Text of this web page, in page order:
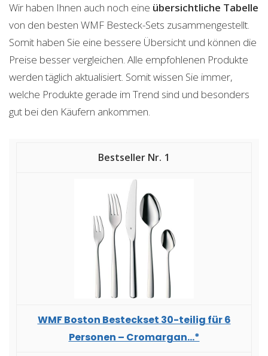
Wir haben Ihnen auch noch eine übersichtliche Tabelle
von den besten WMF Besteck-Sets zusammengestellt.
Somit haben Sie eine bessere Übersicht und können die
Preise besser vergleichen. Alle empfohlenen Produkte
werden täglich aktualisiert. Somit wissen Sie immer,
welche Produkte gerade im Trend sind und besonders
gut bei den Käufern ankommen.
1
WMF Boston Besteckset 30-teilig für 6
Personen – Cromargan...*